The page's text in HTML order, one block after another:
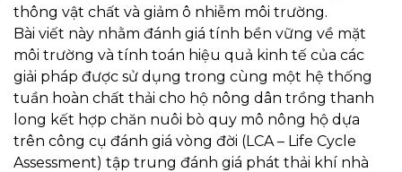
thông vật chất và giảm ô nhiễm môi trường.
Bài viết này nhằm đánh giá tính bền vững về mặt
môi trường và tính toán hiệu quả kinh tế của các
giải pháp được sử dụng trong cùng một hệ thống
tuần hoàn chất thải cho hộ nông dân trồng thanh
long kết hợp chăn nuôi bò quy mô nông hộ dựa
trên công cụ đánh giá vòng đời (LCA – Life Cycle
Assessment) tập trung đánh giá phát thải khí nhà